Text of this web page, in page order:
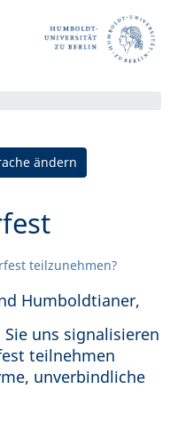
ändern
teilzunehmen?
Humboldtianer,
uns signalisieren
teilnehmen
unverbindliche